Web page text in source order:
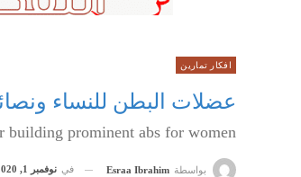
افكار تمارين
عضلات البطن للنساء
building prominent abs for women
بواسطة Esraa Ibrahim في نوفمبر 1, 2020